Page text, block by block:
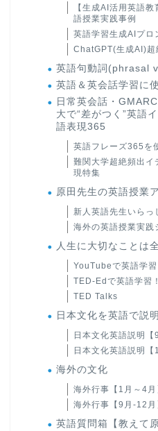
【生成AI活用英語
語授業実践事例
英語学習生成AIプロ
ChatGPT(生成AI)超
英語句動詞(phrasal
英語＆英会話学習に
日常英会話・
大で“差がつく”英語
語表現365
英語フレーズ365を
難関大学超絶頻出イ
現特集
原田先生の英語授業
新人英語先生いらっ
海外の英語授業実践
人生に大切なことは
YouTubeで英語学習
TED-Edで英語学習！
TED Talks
日本文化を英語で説
日本文化英語説明【
日本文化英語説明【
海外の文化
海外行事【1月～4月
海外行事【9月-12月
英語質問箱【教えて